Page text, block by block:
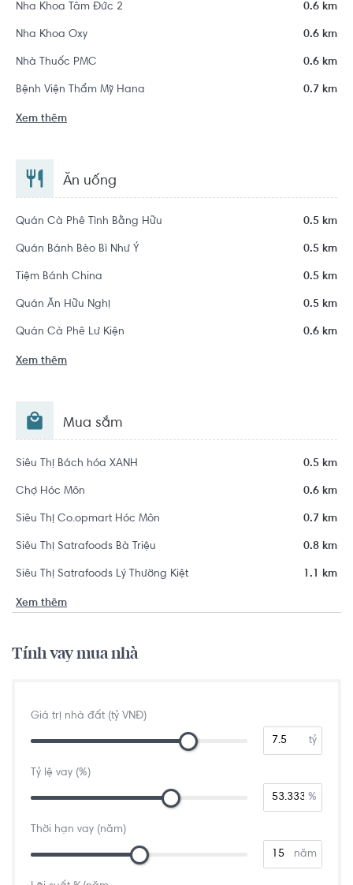
Nha Khoa Tâm Đức 2 0.6 km
Nha Khoa Oxy 0.6 km
Nhà Thuốc PMC 0.6 km
Bệnh Viện Thẩm Mỹ Hana 0.7 km
Xem thêm
Ăn uống
Quán Cà Phê Tình Bằng Hữu 0.5 km
Quán Bánh Bèo Bì Như Ý 0.5 km
Tiệm Bánh China 0.5 km
Quán Ăn Hữu Nghị 0.5 km
Quán Cà Phê Lư Kiện 0.6 km
Xem thêm
Mua sắm
Siêu Thị Bách hóa XANH 0.5 km
Chợ Hóc Môn 0.6 km
Siêu Thị Co.opmart Hóc Môn 0.7 km
Siêu Thị Satrafoods Bà Triệu 0.8 km
Siêu Thị Satrafoods Lý Thường Kiệt 1.1 km
Xem thêm
Tính vay mua nhà
Giá trị nhà đất (tỷ VNĐ)
tỷ
Tỷ lệ vay (%)
%
Thời hạn vay (năm)
năm